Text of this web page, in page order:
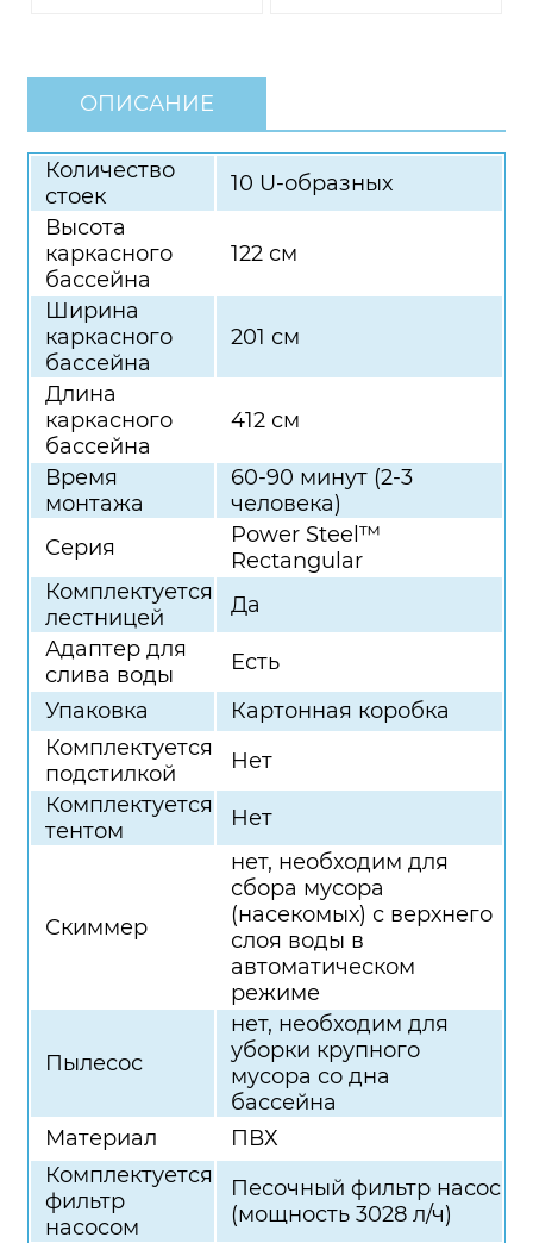
ОПИСАНИЕ
Количество
стоек
10 U-образных
Высота
каркасного
бассейна
122 см
Ширина
каркасного
бассейна
201 см
Длина
каркасного
бассейна
412 см
Время
монтажа
60-90 минут (2-3
человека)
Серия
Power Steel™
Rectangular
Комплектуется
лестницей
Да
Адаптер для
слива воды
Есть
Упаковка
Картонная коробка
Комплектуется
подстилкой
Нет
Комплектуется
тентом
Нет
Скиммер
нет, необходим для
сбора мусора
(насекомых) с верхнего
слоя воды в
автоматическом
режиме
Пылесос
нет, необходим для
уборки крупного
мусора со дна
бассейна
Материал
ПВХ
Комплектуется
фильтр
насосом
Песочный фильтр насос
(мощность 3028 л/ч)